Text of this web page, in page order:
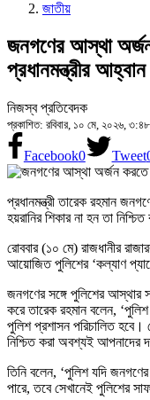
জাতীয়
জনগণের আস্থা
প্রধানমন্ত্রীর আহ্বান
নিজস্ব প্রতিবেদক
প্রকাশিত: রবিবার, ১০ মে, ২০২৬,
Facebook0 Tweet
প্রধানমন্ত্রী তারেক রহমান
হয়রানির শিকার না হন তা
রোববার (১০ মে) রাজধানীর
আয়োজিত পুলিশের ‘কল্যাণ
জনগণের সঙ্গে পুলিশের আস্থার
করে তারেক রহমান বলেন,
পুলিশ প্রশাসন পরিচালিত হবে।
নিশ্চিত করা অবশ্যই আপনাদের
তিনি বলেন, ‘পুলিশ যদি
পারে, তবে সেখানেই পুলিশের